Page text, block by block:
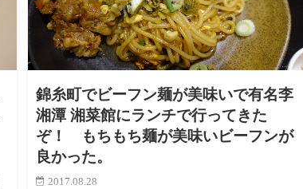
錦糸町でビーフン麺が美味いで有名李
湘潭 湘菜館にランチで行ってきた
ぞ！ もちもち麺が美味いビーフンが
良かった。
2017.08.28